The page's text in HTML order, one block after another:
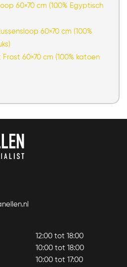
60×70 cm (100% Egyptisch
60×70 cm (100%
60×70 cm (100% katoen
12:00 tot 18:00
10:00 tot 18:00
10:00 tot 17:00